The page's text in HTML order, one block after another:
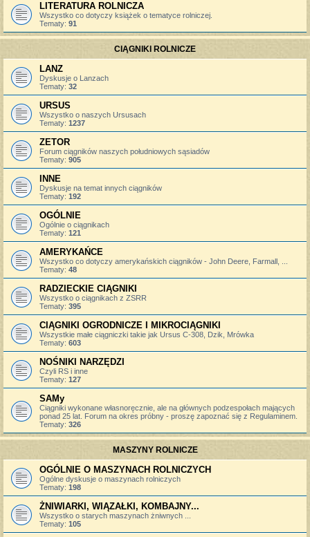
LITERATURA ROLNICZA
Wszystko co dotyczy książek o tematyce rolniczej.
Tematy: 91
CIĄGNIKI ROLNICZE
LANZ
Dyskusje o Lanzach
Tematy: 32
URSUS
Wszystko o naszych Ursusach
Tematy: 1237
ZETOR
Forum ciągników naszych południowych sąsiadów
Tematy: 905
INNE
Dyskusje na temat innych ciągników
Tematy: 192
OGÓLNIE
Ogólnie o ciągnikach
Tematy: 121
AMERYKAŃCE
Wszystko co dotyczy amerykańskich ciągników - John Deere, Farmall, ...
Tematy: 48
RADZIECKIE CIĄGNIKI
Wszystko o ciągnikach z ZSRR
Tematy: 395
CIĄGNIKI OGRODNICZE I MIKROCIĄGNIKI
Wszystkie małe ciągniczki takie jak Ursus C-308, Dzik, Mrówka
Tematy: 603
NOŚNIKI NARZĘDZI
Czyli RS i inne
Tematy: 127
SAMy
Ciągniki wykonane własnoręcznie, ale na głównych podzespołach mających
ponad 25 lat. Forum na okres próbny - proszę zapoznać się z Regulaminem.
Tematy: 326
MASZYNY ROLNICZE
OGÓLNIE O MASZYNACH ROLNICZYCH
Ogólne dyskusje o maszynach rolniczych
Tematy: 198
ŻNIWIARKI, WIĄZAŁKI, KOMBAJNY...
Wszystko o starych maszynach żniwnych ...
Tematy: 105